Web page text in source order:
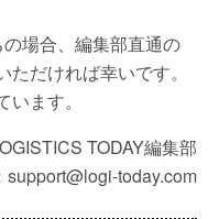
場合、編集部直通の
だければ幸いです。
ます。
TODAY編集部
support@logi-today.com